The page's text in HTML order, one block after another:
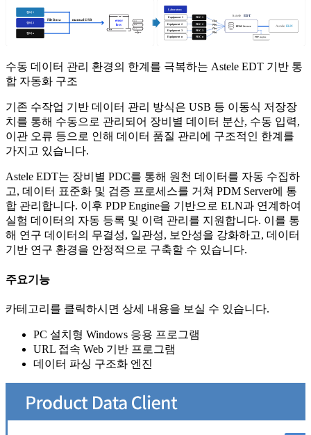
수동 데이터 관리 환경의 한계를 극복하는 Astele EDT 기반 통
합 자동화 구조
기존 수작업 기반 데이터 관리 방식은 USB 등 이동식 저장장
치를 통해 수동으로 관리되어 장비별 데이터 분산, 수동 입력,
이관 오류 등으로 인해 데이터 품질 관리에 구조적인 한계를
가지고 있습니다.
Astele EDT는 장비별 PDC를 통해 원천 데이터를 자동 수집하
고, 데이터 표준화 및 검증 프로세스를 거쳐 PDM Server에 통
합 관리합니다. 이후 PDP Engine을 기반으로 ELN과 연계하여
실험 데이터의 자동 등록 및 이력 관리를 지원합니다. 이를 통
해 연구 데이터의 무결성, 일관성, 보안성을 강화하고, 데이터
기반 연구 환경을 안정적으로 구축할 수 있습니다.
주요기능
카테고리를 클릭하시면 상세 내용을 보실 수 있습니다.
PC 설치형 Windows 응용 프로그램
URL 접속 Web 기반 프로그램
데이터 파싱 구조화 엔진